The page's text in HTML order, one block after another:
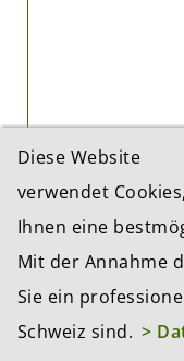
Diese Website
verwendet
Ihnen eine
Mit der Annahme
Sie ein
Schweiz sind. >